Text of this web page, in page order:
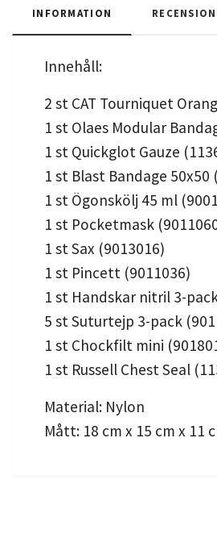
INFORMATION
Innehåll:
2 st CAT Tourniquet
1 st Olaes Modular
1 st Quickglot Gauze
1 st Blast Bandage 50x50
1 st Ögonskölj 45 ml
1 st Pocketmask
1 st Sax (9013016)
1 st Pincett (9011036)
1 st Handskar nitril 3-
5 st Suturtejp 3-pack
1 st Chockfilt mini
1 st Russell Chest Seal
Material: Nylon
Mått: 18 cm x 15 cm x 11